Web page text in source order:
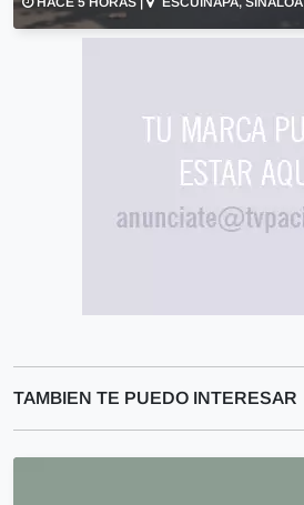
TAMBIEN TE PUEDO INTERESAR